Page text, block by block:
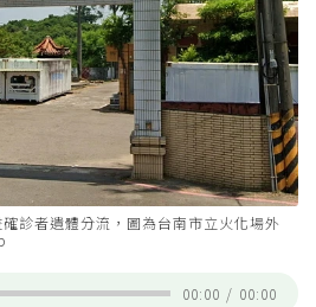
診者遺體分流，圖為台南市立火化場外
00:00 / 00:00